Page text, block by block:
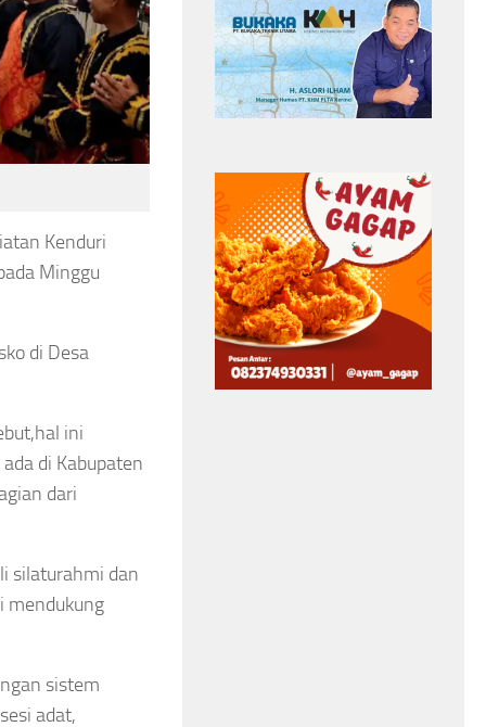
Kenduri
Minggu
di Desa
ini
di Kabupaten
dari
silaturahmi dan
mendukung
sistem
adat,
Headline
pemain sayap Yala FC
Safwan Awae
sepak bola Thailand
Tragis! Pemain Yala
FC Tewas Tersambar
Petir Saat Bertanding
di Thailand
Semarak HUT RI
Smash
Cup III